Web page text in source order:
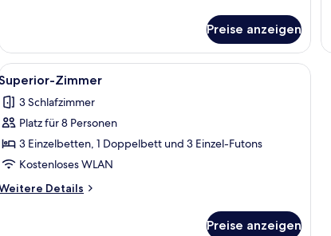
smoking
(Comfort
Room
(B
type)
2nd-
7th
Floor)
Japanese-
western
City
view,
Non-
(Comfort
Room
type)
Preise anzeigen
Couch, einem Glastisch, Korbstühlen, einer Küche mit
Fotos
für
Superior-
Zimmer
anzeigen
Ein modernes Wohnzimmer mit
38
Superior-Zimmer
3 Schlafzimmer
Platz für 8 Personen
3 Einzelbetten, 1 Doppelbett und 3 Einzel-Futons
Kostenloses WLAN
Weitere Details
Weitere
Preise anzeigen